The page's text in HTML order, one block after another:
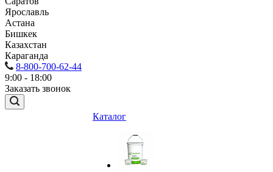
Ярославль
Астана
Бишкек
Казахстан
Караганда
8-800-700-62-44
9:00 - 18:00
Заказать звонок
Каталог